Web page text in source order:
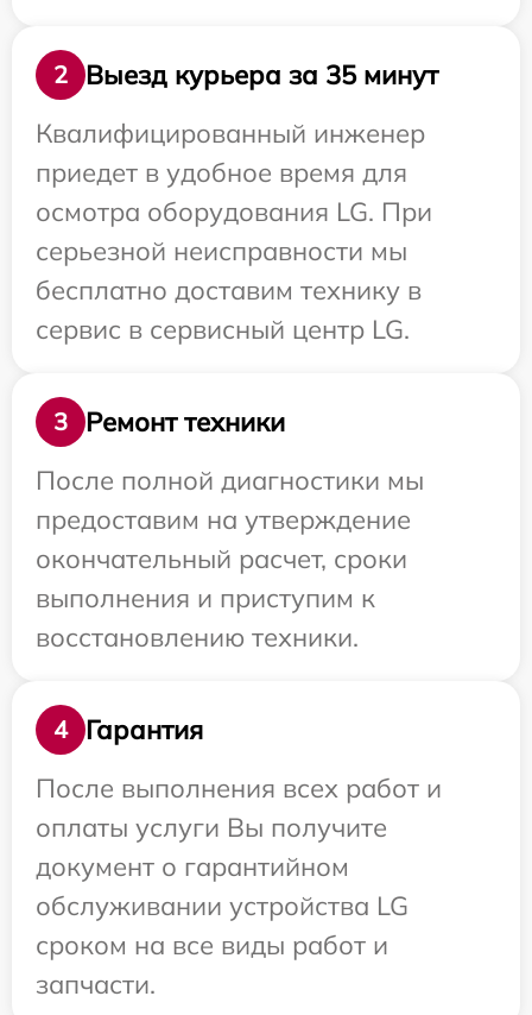
2
Выезд курьера за 35 минут
Квалифицированный инженер
приедет в удобное время для
осмотра оборудования LG. При
серьезной неисправности мы
бесплатно доставим технику в
сервис в сервисный центр LG.
3
Ремонт техники
После полной диагностики мы
предоставим на утверждение
окончательный расчет, сроки
выполнения и приступим к
восстановлению техники.
4
Гарантия
После выполнения всех работ и
оплаты услуги Вы получите
документ о гарантийном
обслуживании устройства LG
сроком на все виды работ и
запчасти.